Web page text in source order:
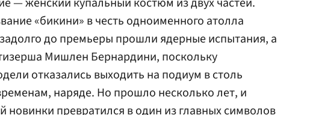
«бикини» в честь одноименного атолла
до премьеры прошли ядерные испытания, а
Мишлен Бернардини, поскольку
отказались выходить на подиум в столь
наряде. Но прошло несколько лет, и
новинки превратился в один из главных символов